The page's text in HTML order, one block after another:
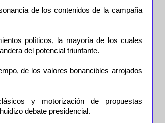
de los contenidos de la campaña
políticos, la mayoría de los cuales
del potencial triunfante.
de los valores bonancibles arrojados
y motorización de propuestas
debate presidencial.